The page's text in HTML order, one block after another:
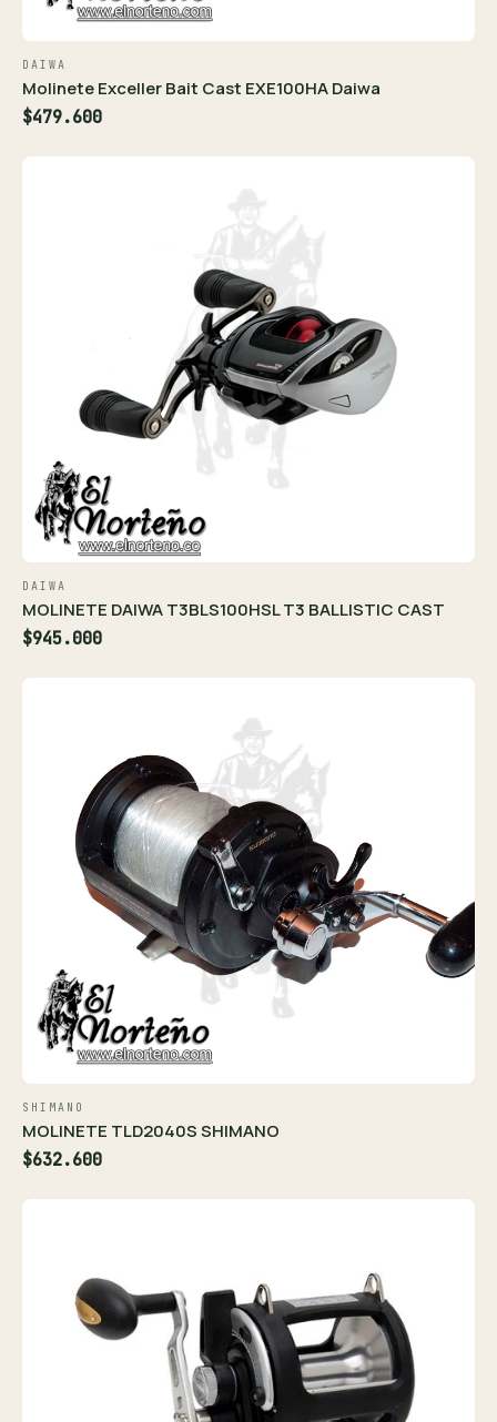
DAIWA
Molinete Exceller Bait Cast EXE100HA Daiwa
$479.600
DAIWA
MOLINETE DAIWA T3BLS100HSL T3 BALLISTIC CAST
$945.000
SHIMANO
MOLINETE TLD2040S SHIMANO
$632.600